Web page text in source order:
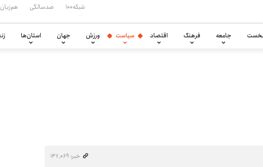
شبکه۱۰۰ صدسالگی هم‌زبان
جامعه فرهنگ اقتصاد سیاست ورزش جهان استان‌ها
خبر: ۱۴۷٬۰۶۹